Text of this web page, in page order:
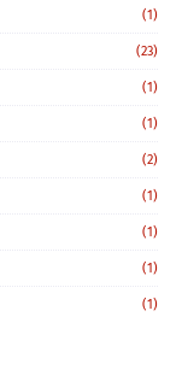
(1)
(23)
(1)
(1)
(2)
(1)
(1)
(1)
(1)